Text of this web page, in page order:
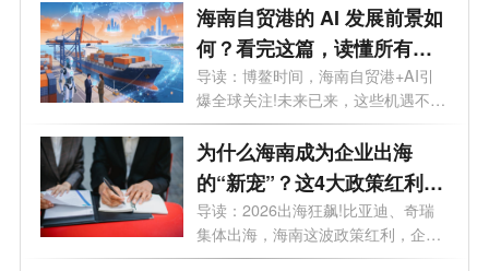
海南自贸港的 AI 发展前景如
何？看完这篇，读懂所有机
遇
导读：博鳌时间，海南自贸港+AI引
爆全球关注!未来已来，这些机遇不容
错过...
为什么海南成为企业出海
的“新宠”？这4大政策红利
90%老板不知道
导读：2026出海狂飙!比亚迪、奇瑞
集体出海，海南这波政策红利，企业
老板再...